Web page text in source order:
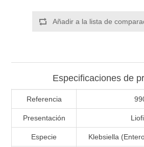
Añadir a la lista de
Especificaciones de
Referencia
Presentación
Especie Klebsiella